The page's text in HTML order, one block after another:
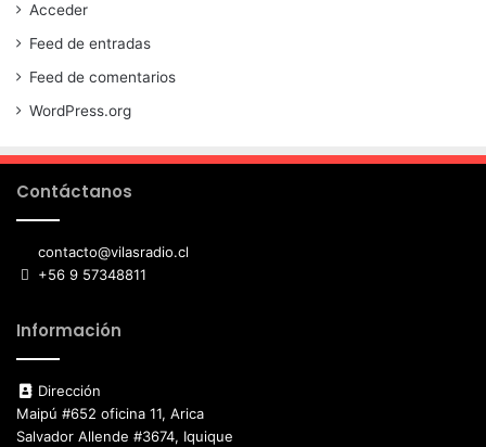
Acceder
Feed de entradas
Feed de comentarios
WordPress.org
Contáctanos
contacto@vilasradio.cl
+56 9 57348811
Información
Dirección
Maipú #652 oficina 11, Arica
Salvador Allende #3674, Iquique